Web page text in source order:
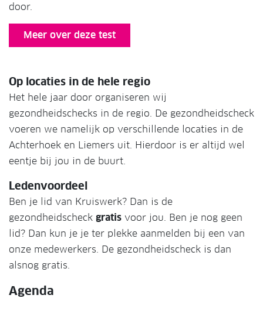
door.
Meer over deze test
Op locaties in de hele regio
Het hele jaar door organiseren wij
gezondheidschecks in de regio. De gezondheidscheck
voeren we namelijk op verschillende locaties in de
Achterhoek en Liemers uit. Hierdoor is er altijd wel
eentje bij jou in de buurt.
Ledenvoordeel
Ben je lid van Kruiswerk? Dan is de
gezondheidscheck gratis voor jou. Ben je nog geen
lid? Dan kun je je ter plekke aanmelden bij een van
onze medewerkers. De gezondheidscheck is dan
alsnog gratis.
Agenda